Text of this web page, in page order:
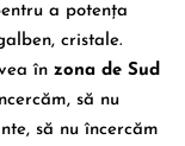
a potența
cristale.
în zona de Sud
să nu
să nu încercăm